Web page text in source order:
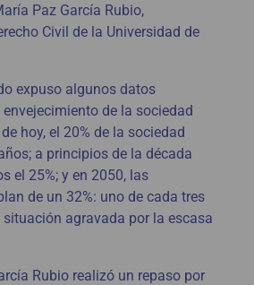
Paz García Rubio,
Civil de la Universidad de
expuso algunos datos
de la sociedad
hoy, el 20% de la sociedad
a principios de la década
el 25%; y en 2050, las
de un 32%: uno de cada tres
agravada por la escasa
Rubio realizó un repaso por